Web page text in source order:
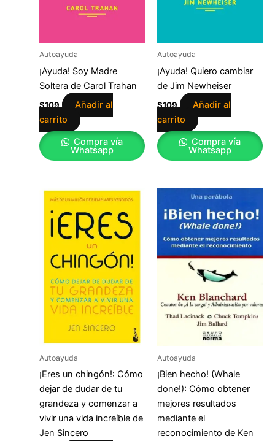
Autoayuda
¡Ayuda! Soy Madre
Soltera de Carol Trahan
$109
Añadir al
carrito
Compra vía
Whatsapp
Autoayuda
¡Ayuda! Quiero cambiar
de Jim Newheiser
$109
Añadir al
carrito
Compra vía
Whatsapp
Autoayuda
¡Eres un chingón!: Cómo
dejar de dudar de tu
grandeza y comenzar a
vivir una vida increíble de
Jen Sincero
Autoayuda
¡Bien hecho! (Whale
done!): Cómo obtener
mejores resultados
mediante el
reconocimiento de Ken